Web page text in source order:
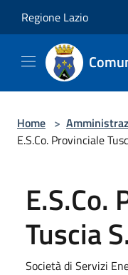
Regione Lazio
Home >
E.S.Co. Provinciale
E.S.Co.
Tuscia
Società di Servizi